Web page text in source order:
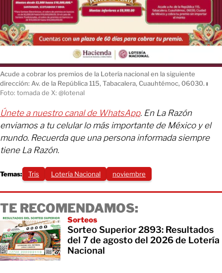
Acude a cobrar los premios de la Lotería nacional en la siguiente
dirección: Av. de la República 115, Tabacalera, Cuauhtémoc, 06030. ı
Foto: tomada de X: @lotenal
Únete a nuestro canal de WhatsApp. En La Razón
enviamos a tu celular lo más importante de México y el
mundo. Recuerda que una persona informada siempre
tiene La Razón.
Temas: Tris Lotería Nacional noviembre
TE RECOMENDAMOS:
Sorteos
Sorteo Superior 2893: Resultados
del 7 de agosto del 2026 de Lotería
Nacional